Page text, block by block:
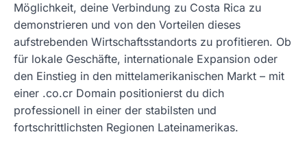
Möglichkeit, deine Verbindung zu Costa Rica zu
demonstrieren und von den Vorteilen dieses
aufstrebenden Wirtschaftsstandorts zu profitieren. Ob
für lokale Geschäfte, internationale Expansion oder
den Einstieg in den mittelamerikanischen Markt – mit
einer .co.cr Domain positionierst du dich
professionell in einer der stabilsten und
fortschrittlichsten Regionen Lateinamerikas.